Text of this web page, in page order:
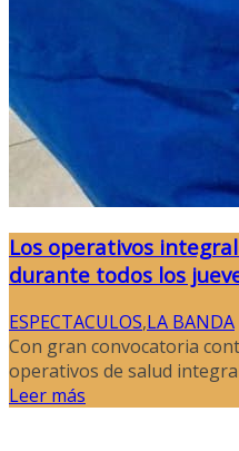
Los operativos
durante todos los
ESPECTACULOS,LA BANDA
Con gran convocatoria
operativos de salud
Leer más